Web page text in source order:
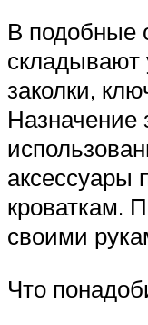
В подобные
складывают
заколки,
Назначение
аксессуары
кроваткам.
своими
Что